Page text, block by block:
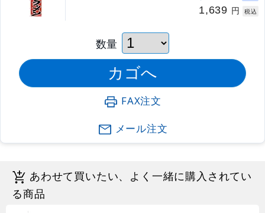
1,639 円 税込
数量
FAX注文
メール注文
あわせて買いたい、よく一緒に購入されてい
る商品